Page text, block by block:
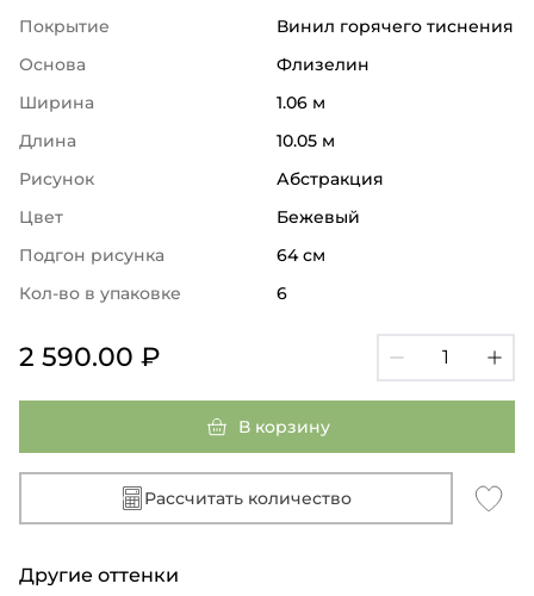
Покрытие
Винил горячего тиснения
Основа
Флизелин
Ширина
1.06 м
Длина
10.05 м
Рисунок
Абстракция
Цвет
Бежевый
Подгон рисунка
64 см
Кол-во в упаковке
6
2 590.00 ₽
В корзину
Рассчитать количество
Другие оттенки